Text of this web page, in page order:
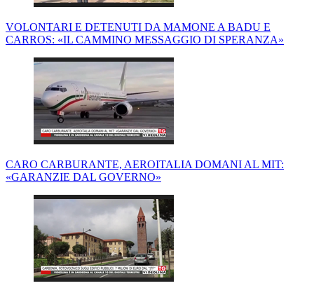
VOLONTARI E DETENUTI DA MAMONE A BADU E
CARROS: «IL CAMMINO MESSAGGIO DI SPERANZA»
CARO CARBURANTE, AEROITALIA DOMANI AL MIT:
«GARANZIE DAL GOVERNO»